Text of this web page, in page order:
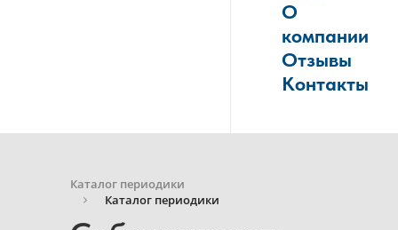
О
компании
Отзывы
Контакты
Каталог периодики
Каталог периодики